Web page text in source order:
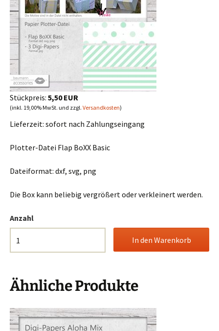
Stückpreis: 5,50 EUR
(inkl. 19,00% MwSt. und zzgl. Versandkosten)
Lieferzeit: sofort nach Zahlungseingang
Plotter-Datei Flap BoXX Basic
Dateiformat: dxf, svg, png
Die Box kann beliebig vergrößert oder verkleinert werden.
Anzahl
Ähnliche Produkte